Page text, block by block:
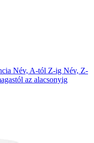
Név, A-tól Z-ig Név, Z-
az alacsonyig